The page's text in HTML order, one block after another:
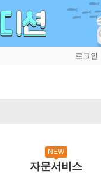
로그인
NEW
자문서비스